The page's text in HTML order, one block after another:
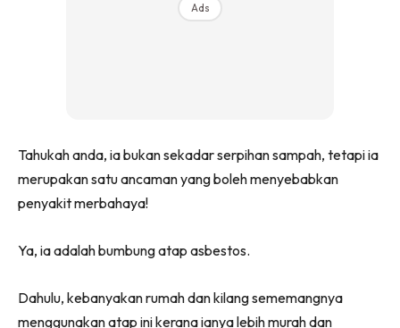
Casa Impiana
Hub Ideaktiv
Ads
Tahukah anda, ia bukan sekadar serpihan sampah, tetapi ia
merupakan satu ancaman yang boleh menyebabkan
penyakit merbahaya!
Ya, ia adalah bumbung atap asbestos.
Dahulu, kebanyakan rumah dan kilang sememangnya
menggunakan atap ini kerana ianya lebih murah dan